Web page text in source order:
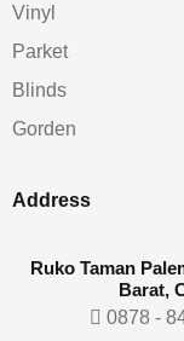
Vinyl
Parket
Blinds
Gorden
Address
Ruko Taman
Barat,
0878 -